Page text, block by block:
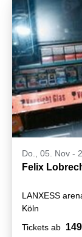
Do., 05. Nov -
Felix
LANXESS
Köln
Tickets ab